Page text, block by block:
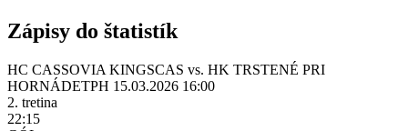
Zápisy do štatistík
HC CASSOVIA KINGSCAS vs. HK TRSTENÉ PRI
HORNÁDETPH 15.03.2026 16:00
2. tretina
22:15